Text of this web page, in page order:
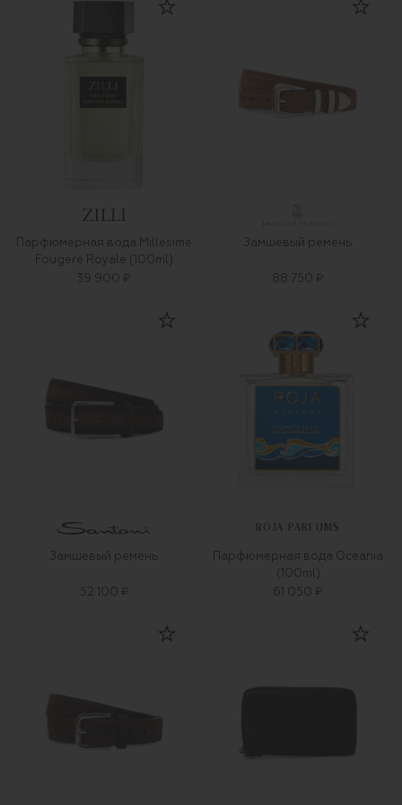
Парфюмерная вода Millesime
Fougere Royale (100ml)
39 900 ₽
Замшевый ремень
88 750 ₽
Замшевый ремень
52 100 ₽
ROJA PARFUMS
Парфюмерная вода Oceania
(100ml)
61 050 ₽